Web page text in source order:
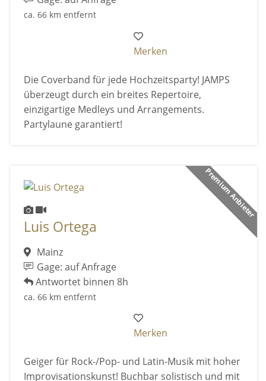
ca. 66 km entfernt
Merken
Die Coverband für jede Hochzeitsparty! JAMPS
überzeugt durch ein breites Repertoire,
einzigartige Medleys und Arrangements.
Partylaune garantiert!
Premium Anbieter
Luis Ortega
Mainz
Gage: auf Anfrage
Antwortet binnen 8h
ca. 66 km entfernt
Merken
Geiger für Rock-/Pop- und Latin-Musik mit hoher
Improvisationskunst! Buchbar solistisch und mit